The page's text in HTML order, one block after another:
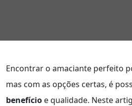
Encontrar o amaciante perfeito
mas com as opções certas, é
benefício e qualidade. Neste